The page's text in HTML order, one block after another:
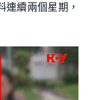
續兩個星期，